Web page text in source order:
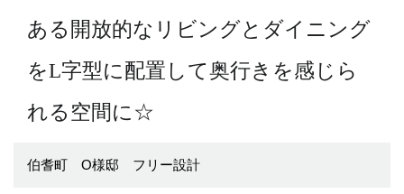
ある開放的なリビングとダイニング
をL字型に配置して奥行きを感じら
れる空間に☆
伯耆町 O様邸 フリー設計